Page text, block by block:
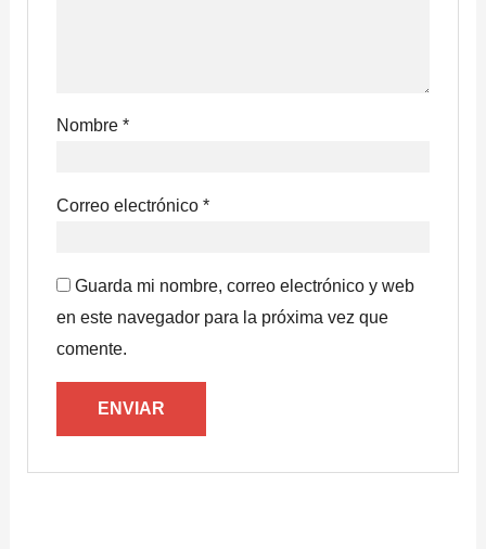
Nombre*
Correo electrónico*
Guarda mi nombre, correo electrónico y web
en este navegador para la próxima vez que
comente.